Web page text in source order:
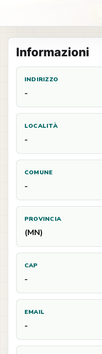
Informazioni
INDIRIZZO
-
LOCALITÀ
-
COMUNE
-
PROVINCIA
(MN)
CAP
-
EMAIL
-